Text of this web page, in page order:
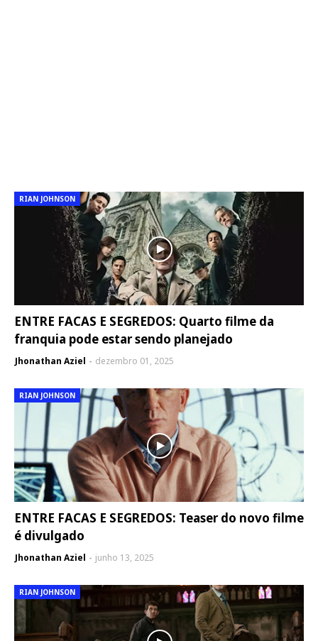
RIAN JOHNSON
ENTRE FACAS E SEGREDOS: Quarto filme da
franquia pode estar sendo planejado
Jhonathan Aziel dezembro 01, 2025
RIAN JOHNSON
ENTRE FACAS E SEGREDOS: Teaser do novo filme
é divulgado
Jhonathan Aziel junho 13, 2025
RIAN JOHNSON